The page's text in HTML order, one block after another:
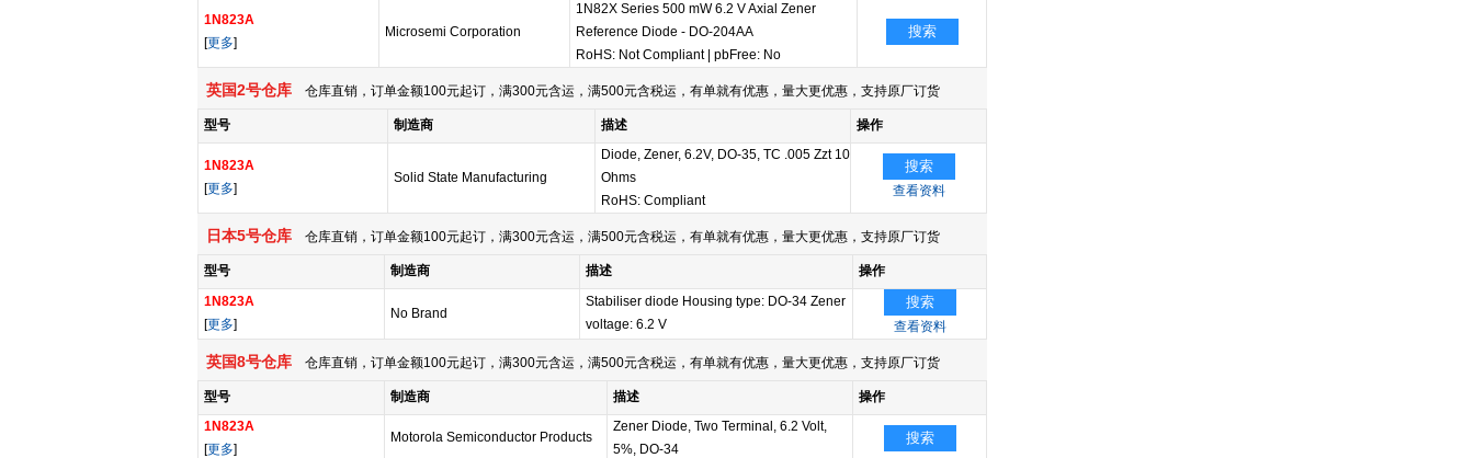
1N823A
[更多]
Microsemi Corporation
1N82X Series 500 mW 6.2 V Axial Zener
Reference Diode - DO-204AA
RoHS: Not Compliant pbFree: No
搜索
英国2号仓库 仓库直销，订单金额100元起订，满300元含运，满500元含税运，有单就有优惠，量大更优惠，支持原厂订货
型号 制造商 描述 操作
1N823A
[更多]
Solid State Manufacturing
Diode, Zener, 6.2V, DO-35, TC .005 Zzt 10
Ohms
RoHS: Compliant
搜索
查看资料
日本5号仓库 仓库直销，订单金额100元起订，满300元含运，满500元含税运，有单就有优惠，量大更优惠，支持原厂订货
型号 制造商 描述
操作
1N823A
[更多]
No Brand
Stabiliser diode Housing type: DO-34 Zener
voltage: 6.2 V
搜索
查看资料
英国8号仓库 仓库直销，订单金额100元起订，满300元含运，满500元含税运，有单就有优惠，量大更优惠，支持原厂订货
型号 制造商 描述
操作
1N823A
[更多]
Motorola Semiconductor Products
Zener Diode, Two Terminal, 6.2 Volt,
5%, DO-34
搜索